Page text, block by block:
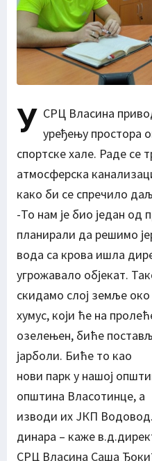
У СРЦ Власина
уређењу простора
спортске хале. Раде се
атмосферска
како би се спречило
-То нам је био један од
планирали да решимо
вода са крова ишла
угрожавало објекат.
скидамо слој земље
хумус, који ће на
озелењен, биће
јарболи. Биће то као
нови парк у нашој
општина Власотинце, а
изводи их ЈКП
динара – каже
СРЦ Власина Саша